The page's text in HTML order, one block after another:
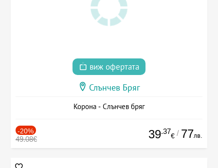
виж офертата
Слънчев Бряг
Корона - Слънчев бряг
-20%
49.08€ 39.37
€ / 77лв.